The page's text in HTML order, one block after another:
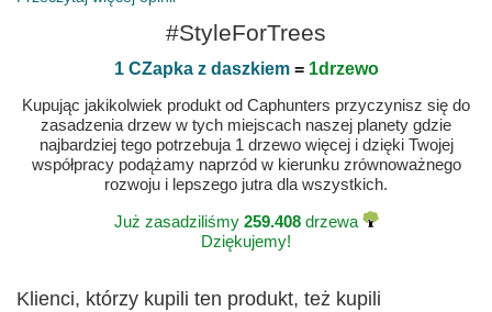
#StyleForTrees
1 CZapka z daszkiem= 1drzewo
Kupując jakikolwiek produkt od Caphunters przyczynisz się do
zasadzenia drzew w tych miejscach naszej planety gdzie
najbardziej tego potrzebuja 1 drzewo więcej i dzięki Twojej
współpracy podążamy naprzód w kierunku zrównoważnego
rozwoju i lepszego jutra dla wszystkich.
Już zasadziliśmy 259.408drzewa
Dziękujemy!
Klienci, którzy kupili ten produkt, też kupili